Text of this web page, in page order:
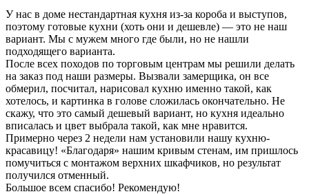
У нас в доме нестандартная кухня из-за короба и выступов,
поэтому готовые кухни (хоть они и дешевле) — это не наш
вариант. Мы с мужем много где были, но не нашли
подходящего варианта.
После всех походов по торговым центрам мы решили делать
на заказ под наши размеры. Вызвали замерщика, он все
обмерил, посчитал, нарисовал кухню именно такой, как
хотелось, и картинка в голове сложилась окончательно. Не
скажу, что это самый дешевый вариант, но кухня идеально
вписалась и цвет выбрала такой, как мне нравится.
Примерно через 2 недели нам установили нашу кухню-
красавицу! «Благодаря» нашим кривым стенам, им пришлось
помучиться с монтажом верхних шкафчиков, но результат
получился отменный.
Большое всем спасибо! Рекомендую!